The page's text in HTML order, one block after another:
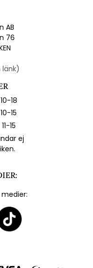
AB
76
10-18
10-15
11-15
ej
medier: